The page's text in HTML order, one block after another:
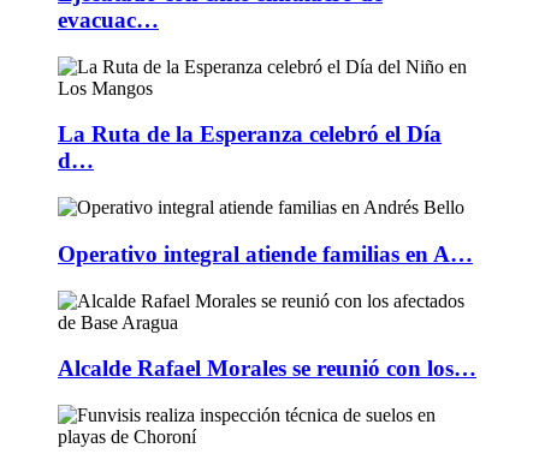
evacuac…
La Ruta de la Esperanza celebró el Día
d…
Operativo integral atiende familias en A…
Alcalde Rafael Morales se reunió con los…